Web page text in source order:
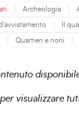
Archeologia
Il
Quartieri e rioni
per visualizzare